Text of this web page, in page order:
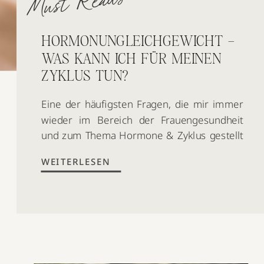
HORMONUNGLEICHGEWICHT –
WAS KANN ICH FÜR MEINEN
ZYKLUS TUN?
Eine der häufigsten Fragen, die mir immer
wieder im Bereich der Frauengesundheit
und zum Thema Hormone & Zyklus gestellt
wenn ich an einem Hormonungleichgewicht
WEITERLESEN